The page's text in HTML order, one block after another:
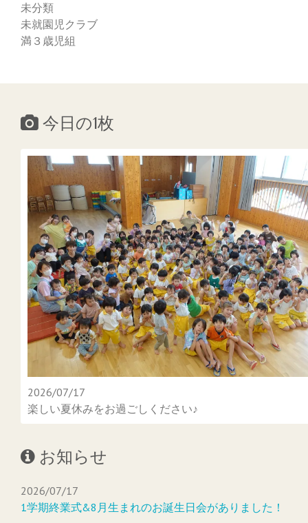
未分類
未就園児クラブ
満３歳児組
今日の1枚
2026/07/17
楽しい夏休みをお過ごしください♪
お知らせ
2026/07/17
1学期終業式&8月生まれのお誕生日会がありました！